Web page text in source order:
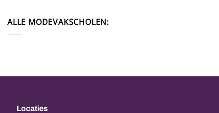
ALLE MODEVAKSCHOLEN:
Locaties